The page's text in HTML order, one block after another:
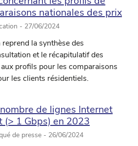
nationales des prix
- 27/06/2024
la synthèse des
et le récapitulatif des
profils pour les comparaisons
les clients résidentiels.
de lignes Internet
1 Gbps) en 2023
de presse - 26/06/2024